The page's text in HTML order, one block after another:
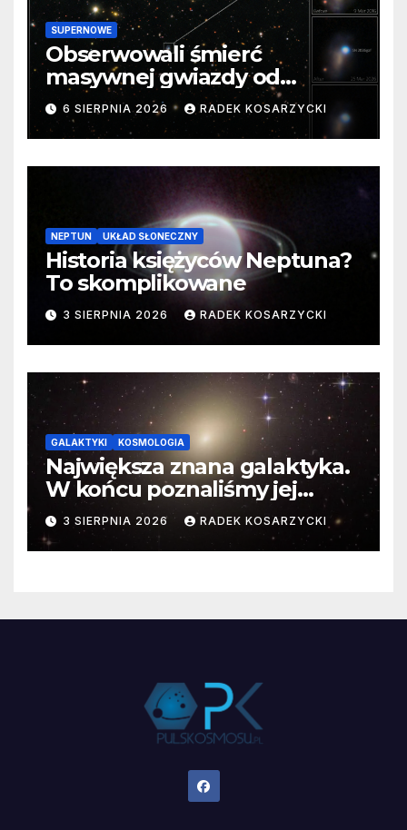
SUPERNOWE
Obserwowali śmierć
masywnej gwiazdy od
samego początku. Niezwykle
cenne dane
6 SIERPNIA 2026 RADEK KOSARZYCKI
NEPTUN UKŁAD SŁONECZNY
Historia księżyców Neptuna?
To skomplikowane
3 SIERPNIA 2026 RADEK KOSARZYCKI
GALAKTYKI KOSMOLOGIA
Największa znana galaktyka.
W końcu poznaliśmy jej
faktyczne wymiary
3 SIERPNIA 2026 RADEK KOSARZYCKI